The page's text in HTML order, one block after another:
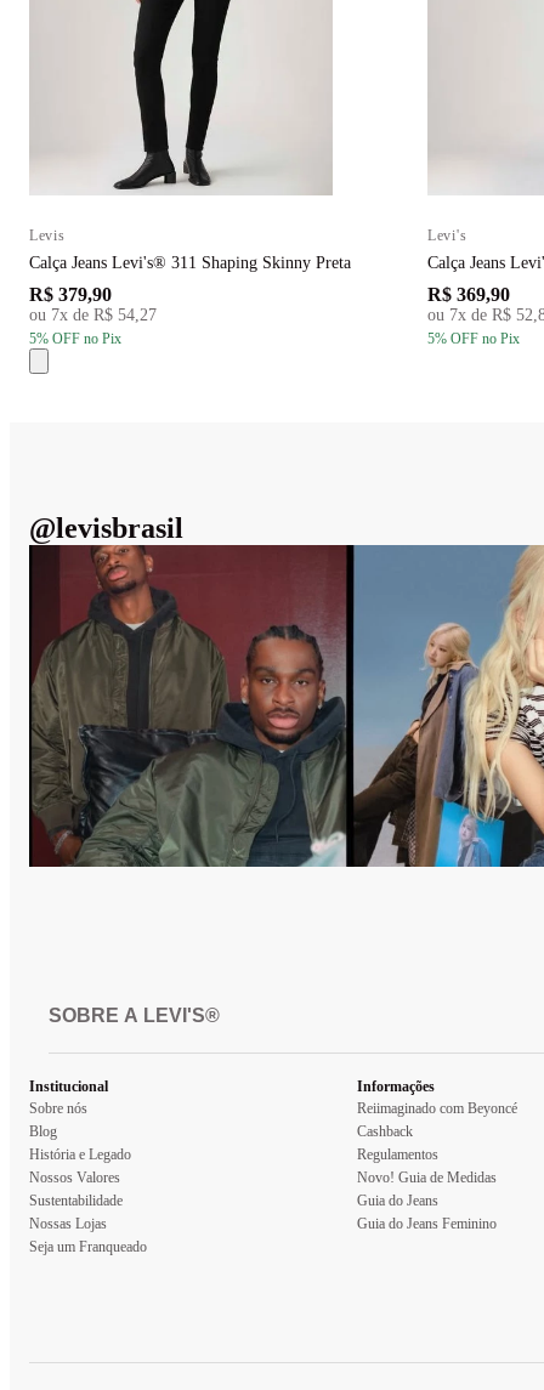
Levis
Calça Jeans Levi's® 311 Shaping Skinny Preta
R$ 379,90
ou 7x de R$ 54,27
5% OFF no Pix
Levi's
Calça Jeans
R$ 369,90
ou 7x de R$
5% OFF no Pix
@levisbrasil
SOBRE A LEVI'S®
Institucional
Sobre nós
Blog
História e Legado
Nossos Valores
Sustentabilidade
Nossas Lojas
Seja um Franqueado
Informações
Reiimaginado com Beyoncé
Cashback
Regulamentos
Novo! Guia de Medidas
Guia do Jeans
Guia do Jeans Feminino